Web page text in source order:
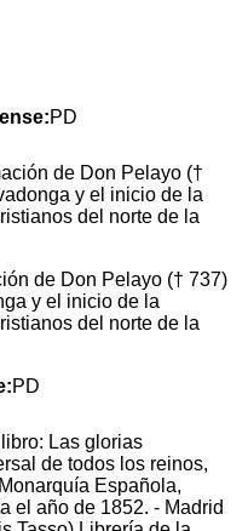
PD
de Don Pelayo († 737)
y el inicio de la
del norte de la
PD